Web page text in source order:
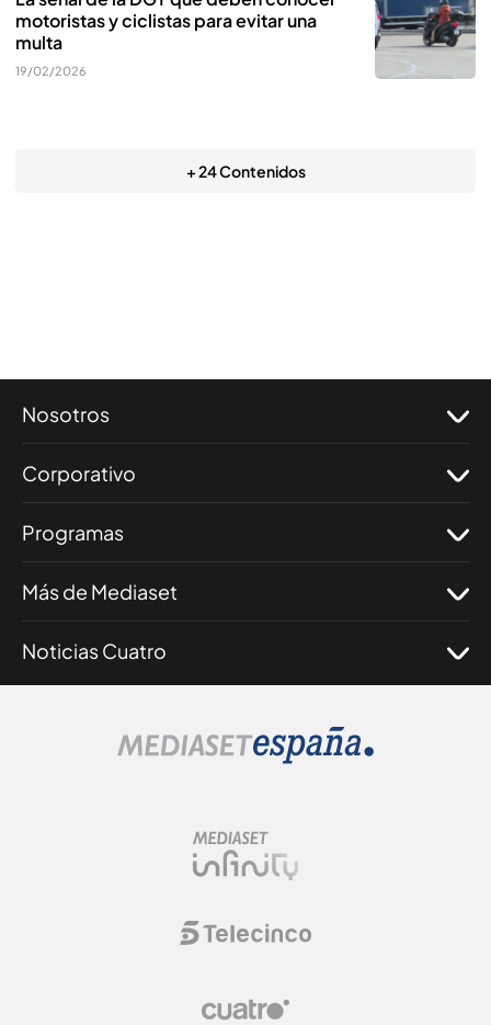
motoristas y ciclistas para evitar una
multa
19/02/2026
+ 24 Contenidos
Nosotros
Corporativo
Programas
Más de Mediaset
Noticias Cuatro